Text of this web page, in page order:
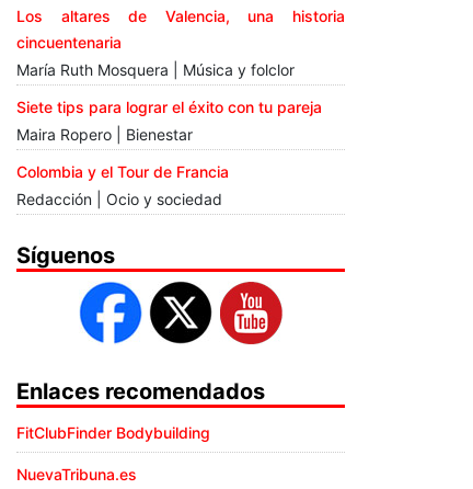
Los altares de Valencia, una historia
cincuentenaria
María Ruth Mosquera | Música y folclor
Siete tips para lograr el éxito con tu pareja
Maira Ropero | Bienestar
Colombia y el Tour de Francia
Redacción | Ocio y sociedad
Síguenos
Enlaces recomendados
FitClubFinder Bodybuilding
NuevaTribuna.es